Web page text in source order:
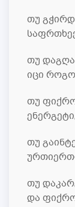
თუ
თუ
იცი
თუ
თუ
თუ
და